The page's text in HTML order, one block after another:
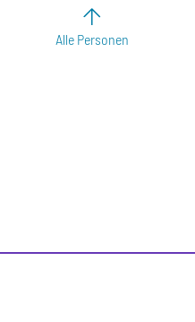
Alle Personen